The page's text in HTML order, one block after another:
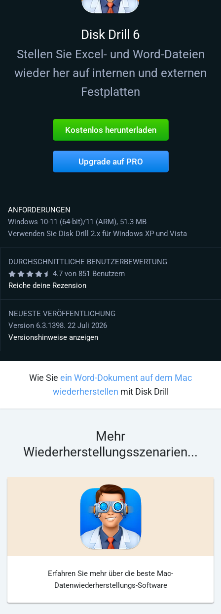
Disk Drill 6
Stellen Sie Excel- und Word-Dateien
wieder her auf internen und externen
Festplatten
Kostenlos herunterladen
Upgrade auf PRO
ANFORDERUNGEN
Windows 10-11 (64-bit)/11 (ARM), 51.3 MB
Verwenden Sie Disk Drill 2.x für Windows XP und Vista
DURCHSCHNITTLICHE BENUTZERBEWERTUNG
4.7 von 851 Benutzern
Reiche deine Rezension
NEUESTE VERÖFFENTLICHUNG
Version 6.3.1398. 22 Juli 2026
Versionshinweise anzeigen
Wie Sie ein Word-Dokument auf dem Mac
wiederherstellen mit Disk Drill
Mehr
Wiederherstellungsszenarien...
Erfahren Sie mehr über die beste Mac-
Datenwiederherstellungs-Software